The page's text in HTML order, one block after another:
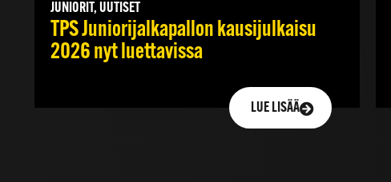
JUNIORIT, UUTISET
TPS Juniorijalkapallon kausijulkaisu
2026 nyt luettavissa
LUE LISÄÄ